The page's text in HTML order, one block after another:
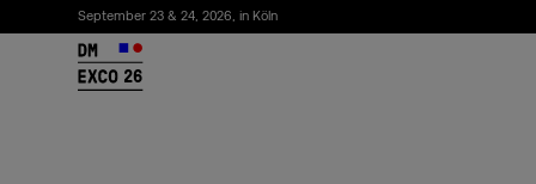
September 23 & 24, 2026, in Köln
26